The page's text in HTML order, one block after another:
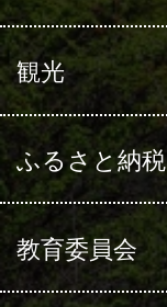
観光
ふるさと納税
教育委員会